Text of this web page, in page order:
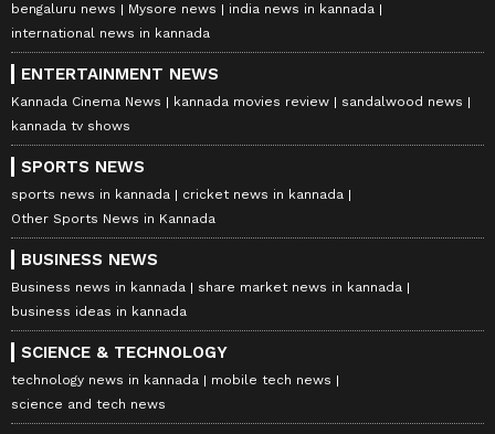
bengaluru news
Mysore news
india news in kannada
international news in kannada
ENTERTAINMENT NEWS
Kannada Cinema News kannada movies review
sandalwood news
kannada tv shows
SPORTS NEWS
sports news in kannada
cricket news in kannada
Other Sports News in Kannada
BUSINESS NEWS
Business news in kannada
share market news in kannada
business ideas in kannada
SCIENCE & TECHNOLOGY
technology news in kannada
mobile tech news
science and tech news